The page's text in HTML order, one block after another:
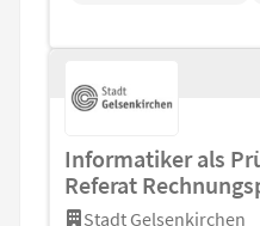
Informatiker als
Referat
Stadt Gelsenkirchen